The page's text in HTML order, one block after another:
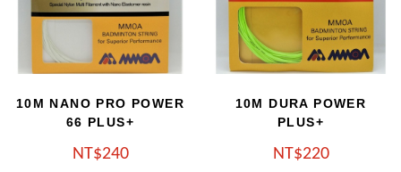
10M NANO PRO POWER
66 PLUS+
NT 240
10M DURA POWER
PLUS+
NT 220